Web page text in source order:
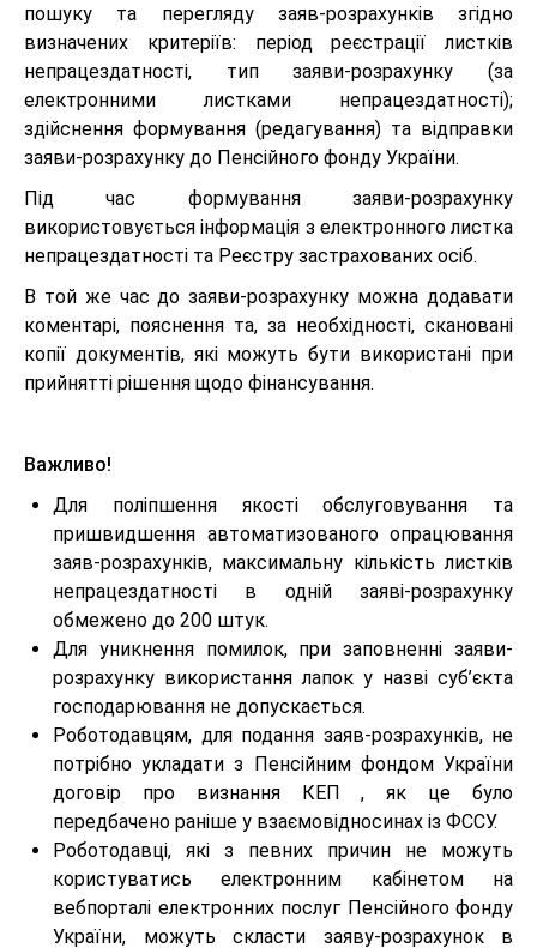
пошуку та перегляду заяв-розрахунків згідно
визначених критеріїв: період реєстрації листків
непрацездатності, тип заяви-розрахунку (за
електронними листками непрацездатності);
здійснення формування (редагування) та відправки
заяви-розрахунку до Пенсійного фонду України.
Під час формування заяви-розрахунку
використовується інформація з електронного листка
непрацездатності та Реєстру застрахованих осіб.
В той же час до заяви-розрахунку можна додавати
коментарі, пояснення та, за необхідності, скановані
копії документів, які можуть бути використані при
прийнятті рішення щодо фінансування.
Важливо!
Для поліпшення якості обслуговування та
пришвидшення автоматизованого опрацювання
заяв-розрахунків, максимальну кількість листків
непрацездатності в одній заяві-розрахунку
обмежено до 200 штук.
Для уникнення помилок, при заповненні заяви-
розрахунку використання лапок у назві суб’єкта
господарювання не допускається.
Роботодавцям, для подання заяв-розрахунків, не
потрібно укладати з Пенсійним фондом України
договір про визнання КЕП , як це було
передбачено раніше у взаємовідносинах із ФССУ.
Роботодавці, які з певних причин не можуть
користуватись електронним кабінетом на
вебпорталі електронних послуг Пенсійного фонду
України, можуть скласти заяву-розрахунок в